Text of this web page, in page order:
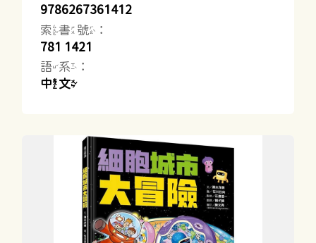
9786267361412
索書號：
781 1421
語系：
中文